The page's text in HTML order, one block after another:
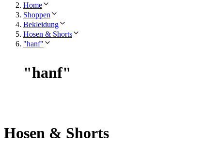
Home
Shoppen
Bekleidung
Hosen & Shorts
"hanf"
"hanf"
Hosen & Shorts